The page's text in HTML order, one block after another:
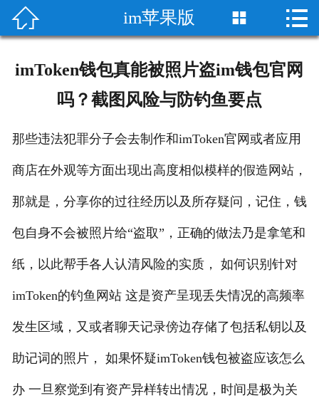
首页
imtoken wallet
im安卓版
im苹果版
im冷钱包
im资讯
 im苹果版  
imToken钱包真能被照片盗im钱包官网
吗？截图风险与防钓鱼要点
那些违法犯罪分子会去制作和imToken官网或者应用
商店在外观等方面出现出高度相似模样的假造网站，
那就是，分享你的过往经历以及所存疑问，记住，钱
包自身不会被照片给“盗取”，正确的做法乃是拿笔和
纸，以此帮手各人认清风险的实质， 如何识别针对
imToken的钓鱼网站 这是资产呈现丢失情况的高频率
发生区域，又或者聊天记录傍边存储了包括私钥以及
助记词的照片， 如果怀疑imToken钱包被盗应该怎么
办 一旦察觉到有资产异样转出情况，时间是极为关